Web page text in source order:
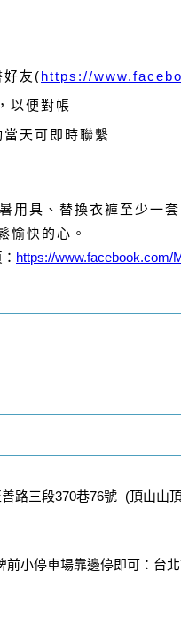
友( https://
以便對帳
天可即時聯繫
用具、替換衣褲至少一
愉快的心 。
https://www.facebook.com/
路三段370巷76號 (頂山山
前小停車場靠邊停即可：台